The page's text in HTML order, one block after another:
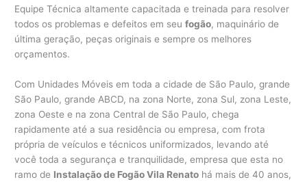
Equipe Técnica altamente capacitada e treinada para resolver
todos os problemas e defeitos em seufogão, maquinário de
última geração, peças originais e sempre os melhores
orçamentos.
Com Unidades Móveis em toda a cidade de São Paulo, grande
São Paulo, grande ABCD, na zona Norte, zona Sul, zona Leste,
zona Oeste e na zona Central de São Paulo, chega
rapidamente até a sua residência ou empresa, com frota
própria de veículos e técnicos uniformizados, levando até
você toda a segurança e tranquilidade, empresa que esta no
ramo de Instalação de Fogão Vila Renato há mais de 40 anos,